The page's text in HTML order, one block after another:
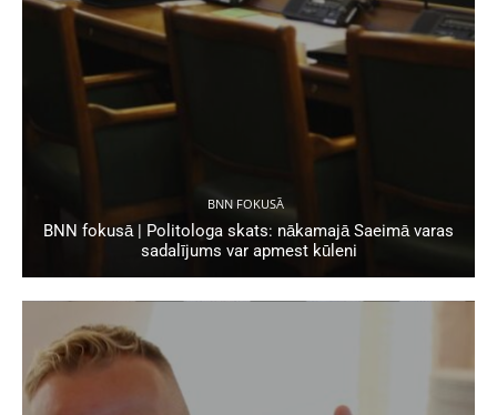
BNN FOKUSĀ
BNN fokusā | Politologa skats: nākamajā Saeimā varas
sadalījums var apmest kūleni